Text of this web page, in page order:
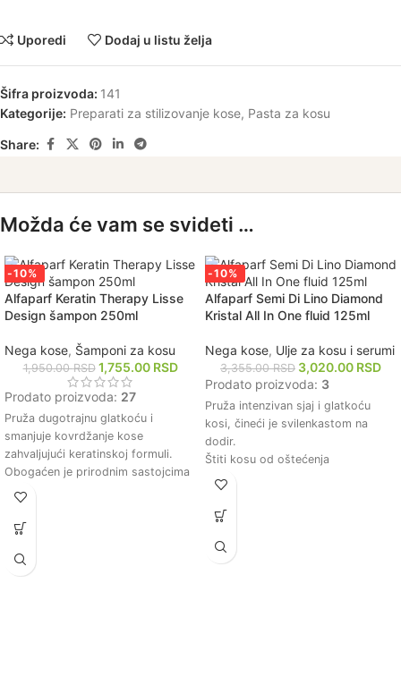
Uporedi Dodaj u listu želja
Šifra proizvoda: 141
Kategorije: Preparati za stilizovanje kose, Pasta za kosu
Share:
Možda će vam se svideti …
-10%
Alfaparf Keratin Therapy Lisse
Design šampon 250ml
Nega kose, Šamponi za kosu
1,950.00RSD 1,755.00 RSD
Prodato proizvoda: 27
Pruža dugotrajnu glatkoću i
smanjuje kovrdžanje kose
zahvaljujući keratinskoj formuli.
Obogaćen je prirodnim sastojcima
koji dubinski hrane i jačaju kosu.
čini pogodnim za sve tipove kose,
Održava optimalnu hidrataciju
-10%
Alfaparf Semi Di Lino Diamond
Kristal All In One fluid 125ml
Nega kose, Ulje za kosu i serumi
3,355.00RSD 3,020.00 RSD
Prodato proizvoda: 3
Pruža intenzivan sjaj i glatkoću
kosi, čineći je svilenkastom na
dodir.
Štiti kosu od oštećenja
uzrokovanih spoljnim faktorima i
Olakšava raščešljavanje i smanjuje
lakšom za oblikovanje.